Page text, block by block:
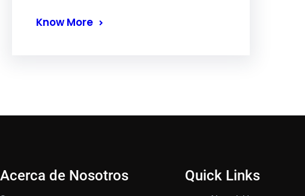
Know More
Acerca de Nosotros Quick Links